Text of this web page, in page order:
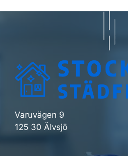
Varuvägen 9
125 30 Älvsjö